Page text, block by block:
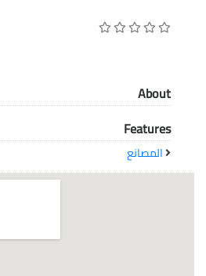
معاً نحو خلق مجتمع مبدع في عالم الأزياء
About
Features
المصانع